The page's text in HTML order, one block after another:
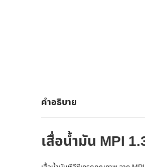
คำอธิบาย
เสื่อน้ำมัน MPI